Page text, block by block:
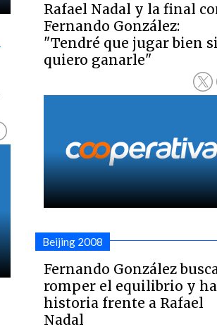
Rafael Nadal y la final
Fernando González:
"Tendré que jugar bien
quiero ganarle"
Beijing 2008
Fernando González
romper el equilibrio y
historia frente a Rafael
Nadal